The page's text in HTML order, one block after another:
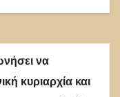
να
κυριαρχία και